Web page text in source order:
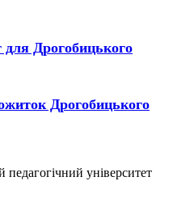
Дрогобицького
Дрогобицького
університет